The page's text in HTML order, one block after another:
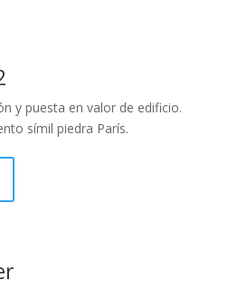
y puesta en valor de edificio.
símil piedra París.